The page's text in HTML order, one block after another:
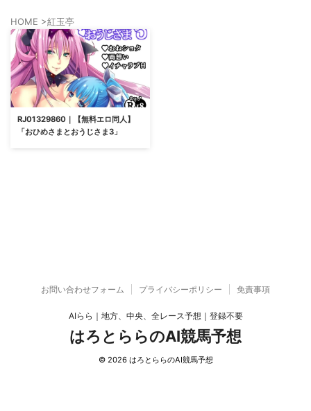
HOME >紅玉亭
RJ01329860｜【無料エロ同人】
「おひめさまとおうじさま3」
お問い合わせフォーム プライバシーポリシー 免責事項
AIらら｜地方、中央、全レース予想｜登録不要
はろとららのAI競馬予想
© 2026 はろとららのAI競馬予想